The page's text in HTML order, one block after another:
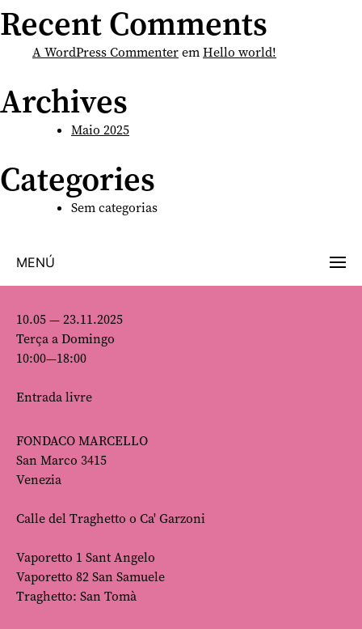
Recent Comments
A WordPress CommenteremHello world!
Archives
Maio 2025
Categories
Sem categorias
MENÚ
10.05 — 23.11.2025
Terça a Domingo
10:00—18:00
Entrada livre
FONDACO MARCELLO
San Marco 3415
Venezia
Calle del Traghetto o Ca' Garzoni
Vaporetto 1 Sant Angelo
Vaporetto 82 San Samuele
Traghetto: San Tomà